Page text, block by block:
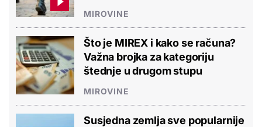
MIROVINE
Što je MIREX i kako se računa?
Važna brojka za kategoriju
štednje u drugom stupu
MIROVINE
Susjedna zemlja sve popularnije